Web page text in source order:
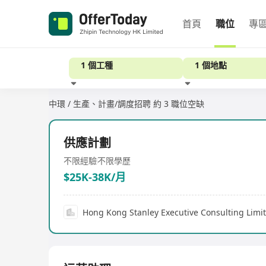
首頁 職位 專
1 個工種 1 個地點
經驗
中環 / 生產、計畫/調度招聘 約 3 職位空缺
供應計劃
不限經驗不限學歷
$25K-38K/月
Hong Kong Stanley Executive Consulting